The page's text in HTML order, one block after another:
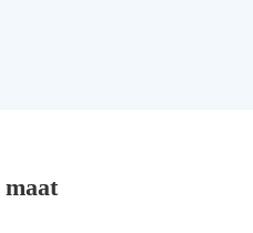
maat